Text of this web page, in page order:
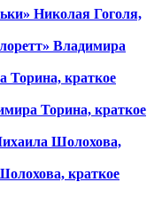
Николая Гоголя,
Владимира
Торина, краткое
Торина, краткое
Шолохова,
краткое